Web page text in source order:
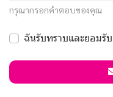
กรุณากรอกคำตอบของคุณ
ฉันรับทราบและยอมรับ